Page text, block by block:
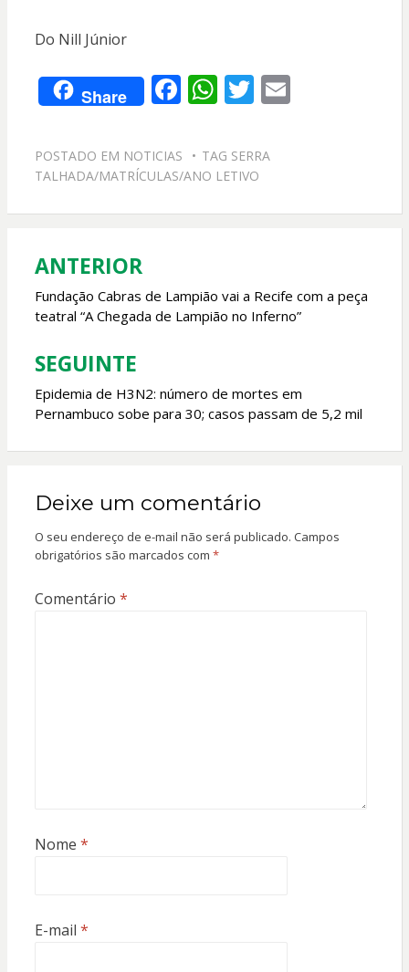
Do Nill Júnior
Share F
e
b
o
W
at
s
A
T
itt
er
E
POSTADO EM NOTICIAS TAG SERRA
TALHADA/MATRÍCULAS/ANO LETIVO
Navegação
de
Post
ANTERIOR
Fundação Cabras de Lampião vai a Recife com a peça
teatral “A Chegada de Lampião no Inferno”
SEGUINTE
Epidemia de H3N2: número de mortes em
Pernambuco sobe para 30; casos passam de 5,2 mil
Deixe um comentário
O seu endereço de e-mail não será publicado. Campos
obrigatórios são marcados com *
Comentário *
Nome *
E-mail *